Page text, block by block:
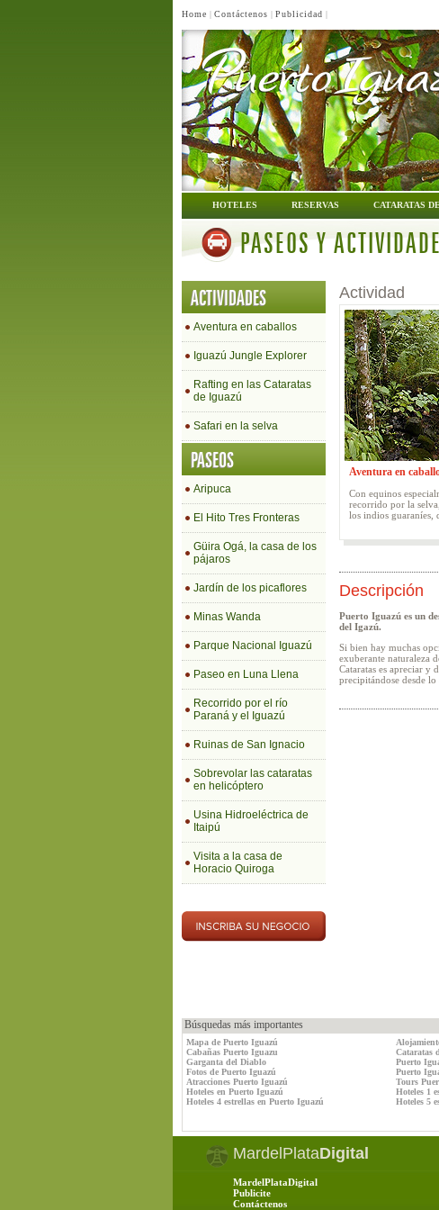
Home | Contáctenos | Publicidad |
HOTELES RESERVAS CATARATAS
PASEOS Y
ACTIVIDADES
Aventura en caballos
Iguazú Jungle Explorer
Rafting en las Cataratas
de Iguazú
Safari en la selva
PASEOS
Aripuca
El Hito Tres Fronteras
Güira Ogá, la casa de los
pájaros
Jardín de los picaflores
Minas Wanda
Parque Nacional Iguazú
Paseo en Luna Llena
Recorrido por el río
Paraná y el Iguazú
Ruinas de San Ignacio
Sobrevolar las cataratas
en helicóptero
Usina Hidroeléctrica de
Itaipú
Visita a la casa de
Horacio Quiroga
Actividad
Aventura en
Con equinos
recorrido por la
los indios guaraníes,
Descripción
Puerto Iguazú es un
del Igazú.
Si bien hay muchas
exuberante naturaleza
Cataratas es apreciar y
precipitándose desde lo
Búsquedas más importantes
Mapa de Puerto Iguazú
Cabañas Puerto Iguazu
Cataratas
Garganta del Diablo
Puerto
Fotos de Puerto Iguazú
Puerto
Atracciones Puerto Iguazú
Tours
Hoteles en Puerto Iguazú
Hoteles 1
Hoteles 4 estrellas en Puerto Iguazú
Hoteles 5
MardelPlataDigital
MardelPlataDigital
Publicite
Contáctenos